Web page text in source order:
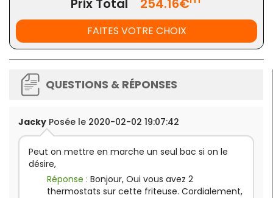
Prix Total 254.16€
FAITES VOTRE CHOIX
QUESTIONS & RÉPONSES
Jacky Posée le 2020-02-02 19:07:42
Peut on mettre en marche un seul bac si on le
désire,
Réponse : Bonjour, Oui vous avez 2
thermostats sur cette friteuse. Cordialement,